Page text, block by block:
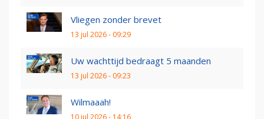
Vliegen zonder brevet
13 jul 2026 - 09:29
Uw wachttijd bedraagt 5 maanden
13 jul 2026 - 09:23
Wilmaaah!
10 jul 2026 - 14:16